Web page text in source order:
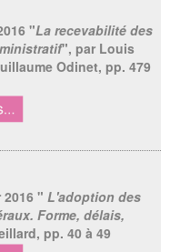
"La recevabilité des
", par Louis
Odinet, pp. 479
2016 " L'adoption des
Forme, délais,
pp. 40 à 49